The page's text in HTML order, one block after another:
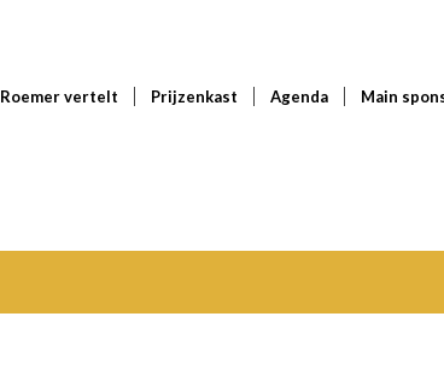
Roemer vertelt Prijzenkast Agenda Main